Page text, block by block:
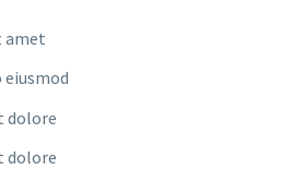
amet
eiusmod
dolore
dolore